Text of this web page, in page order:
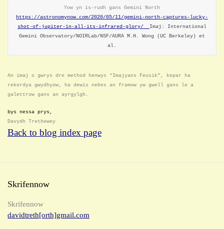
Yow yn is-rudh gans Gemini North
https://astronomynow.com/2020/05/11/gemini-north-captures-lucky-
shot-of-jupiter-in-all-its-infrared-glory/ Imaj: International
Gemini Observatory/NOIRLab/NSF/AURA M.H. Wong (UC Berkeley) et
al.
An imaj o gwrys dre method henwys “Imajyans Feusik”, kepar ha
rekordya gwydhyow, ha dewis nebes an framow yw gwell gans le a
galettrow gans an ayrgylgh.
bys nessa prys,
Davydh Trethewey
Back to blog index page
Skrifennow
Skrifennow
davidtreth[orth]gmail.com